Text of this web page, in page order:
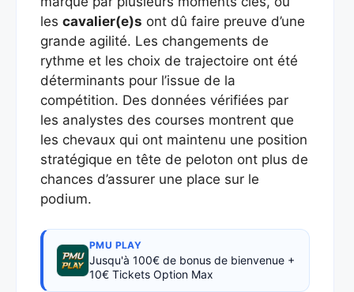
les cavalier(e)s ont dû faire preuve d’une
grande agilité. Les changements de
rythme et les choix de trajectoire ont été
déterminants pour l’issue de la
compétition. Des données vérifiées par
les analystes des courses montrent que
les chevaux qui ont maintenu une position
stratégique en tête de peloton ont plus de
chances d’assurer une place sur le
podium.
PMU PLAY
Jusqu'à 100€ de bonus de bienvenue +
10€ Tickets Option Max